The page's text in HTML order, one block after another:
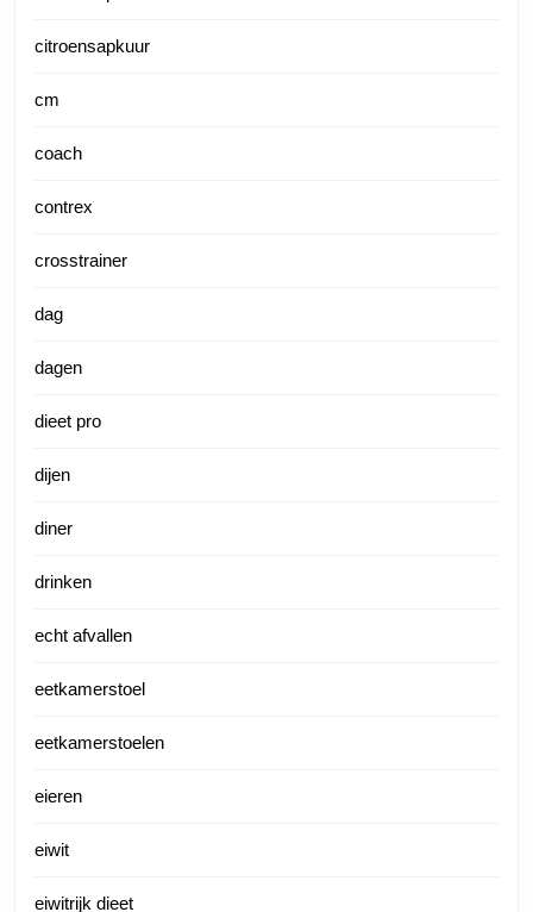
citroensapkuur
cm
coach
contrex
crosstrainer
dag
dagen
dieet pro
dijen
diner
drinken
echt afvallen
eetkamerstoel
eetkamerstoelen
eieren
eiwit
eiwitrijk dieet